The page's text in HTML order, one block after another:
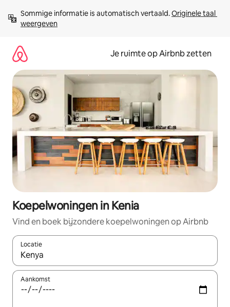
direct
naar
Sommige informatie is automatisch vertaald. Originele taal
weergeven
Je ruimte op Airbnb zetten
Koepelwoningen in Kenia
Vind en boek bijzondere koepelwoningen op Airbnb
Locatie
Wanneer er suggesties beschikbaar zijn, maak je een keuze
Aankomst